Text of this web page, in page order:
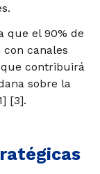
que el 90% de
canales
contribuirá
sobre la
[3].